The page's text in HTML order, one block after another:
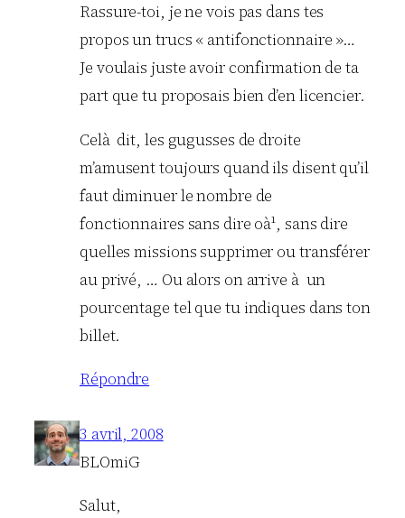
Rassure-toi, je ne vois pas dans tes
propos un trucs « antifonctionnaire »…
Je voulais juste avoir confirmation de ta
part que tu proposais bien d’en licencier.
Celà dit, les gugusses de droite
m’amusent toujours quand ils disent qu’il
faut diminuer le nombre de
fonctionnaires sans dire oà¹, sans dire
quelles missions supprimer ou transférer
au privé, … Ou alors on arrive à un
pourcentage tel que tu indiques dans ton
billet.
Répondre
3 avril, 2008
BLOmiG
Salut,